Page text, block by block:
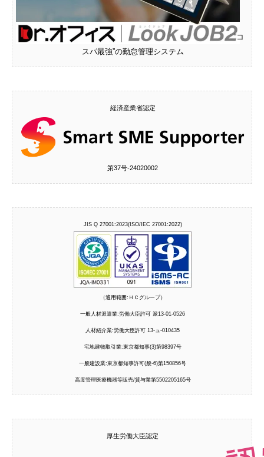
“コ
スパ最強”の勤怠管理システム
経済産業省認定
第37号‐24020002
JIS Q 27001:2023(ISO/IEC 27001:2022)
（適用範囲:ＨＣグループ）
一般人材派遣業:労働大臣許可 派13-01-0526
人材紹介業:労働大臣許可 13-ュ-010435
宅地建物取引業:東京都知事(3)第98397号
一般建設業:東京都知事許可(般-6)第150856号
高度管理医療機器等販売/貸与業第5502205165号
厚生労働大臣認定